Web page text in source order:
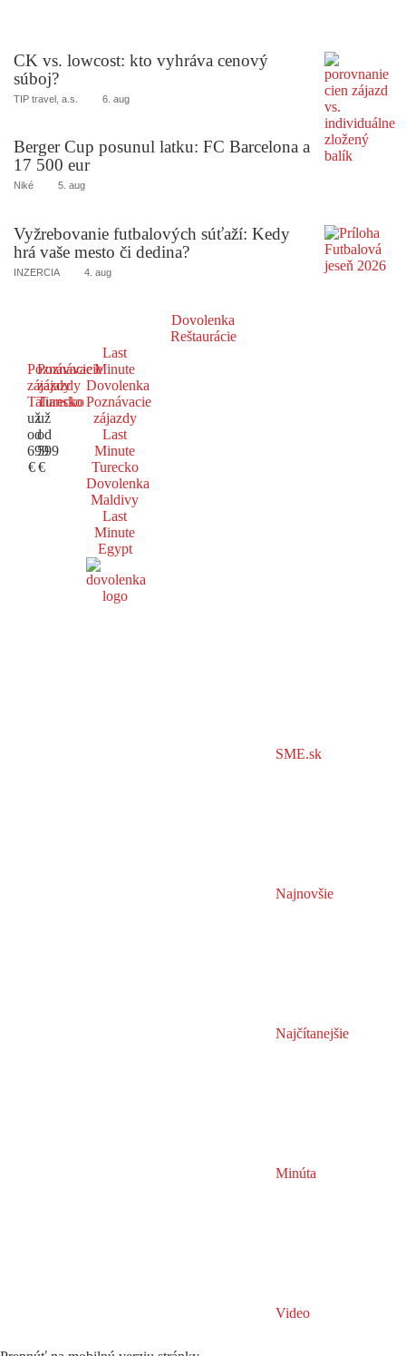
CK vs. lowcost: kto vyhráva cenový
súboj?
TIP travel, a.s. 6. aug
Berger Cup posunul latku: FC Barcelona a
17 500 eur
Niké 5. aug
Vyžrebovanie futbalových súťaží: Kedy
hrá vaše mesto či dedina?
INZERCIA 4. aug
Dovolenka
Reštaurácie
Poznávacie
zájazdy
Taliansko
už
od
699
€
Poznávacie
zájazdy
Turecko
už
od
599
€
Last
Minute
Dovolenka
Poznávacie
zájazdy
Last
Minute
Turecko
Dovolenka
Maldivy
Last
Minute
Egypt
SME.sk
Najnovšie
Najčítanejšie
Minúta
Video